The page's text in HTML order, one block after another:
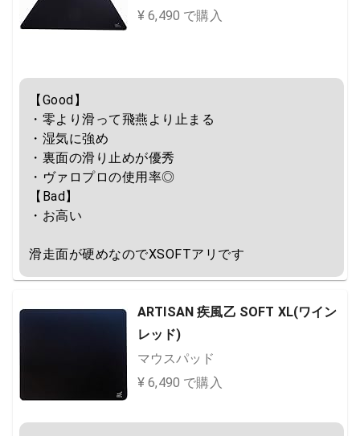
¥ 6,490 で購入
【Good】
・零より滑って飛燕より止まる
・湿気に強め
・裏面の滑り止めが優秀
・ヴァロプロの使用率◎
【Bad】
・お高い
滑走面が硬めなのでXSOFTアリです
ARTISAN 疾風乙 SOFT XL(ワイン
レッド)
マウスパッド
¥ 6,490 で購入